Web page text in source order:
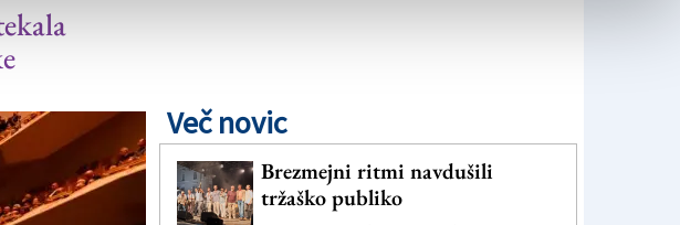
Več novic
Brezmejni ritmi navdušili
tržaško publiko